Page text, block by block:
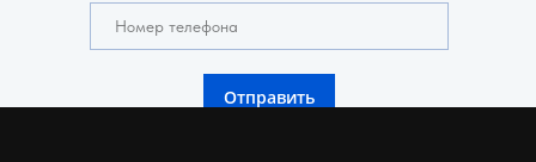
Отправить